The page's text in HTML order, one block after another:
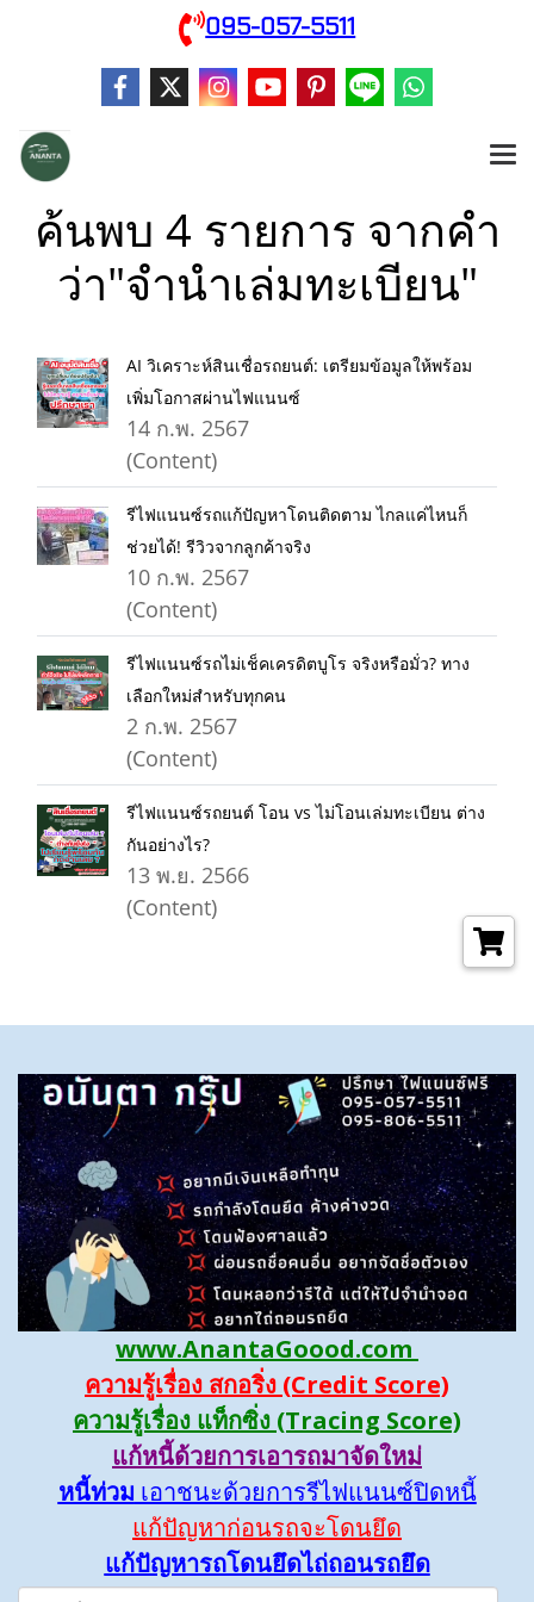
095-057-5511
ค้นพบ 4 รายการ จากคำ
ว่า"จำนำเล่มทะเบียน"
AI วิเคราะห์สินเชื่อรถยนต์: เตรียมข้อมูลให้พร้อม
เพิ่มโอกาสผ่านไฟแนนซ์
14 ก.พ. 2567
(Content)
รีไฟแนนซ์รถแก้ปัญหาโดนติดตาม ไกลแค่ไหนก็
ช่วยได้! รีวิวจากลูกค้าจริง
10 ก.พ. 2567
(Content)
รีไฟแนนซ์รถไม่เช็คเครดิตบูโร จริงหรือมั่ว? ทาง
เลือกใหม่สำหรับทุกคน
2 ก.พ. 2567
(Content)
รีไฟแนนซ์รถยนต์ โอน vs ไม่โอนเล่มทะเบียน ต่าง
กันอย่างไร?
13 พ.ย. 2566
(Content)
www.AnantaGoood.com
ความรู้เรื่อง สกอริ่ง (Credit Score)
ความรู้เรื่อง แท็กซิ่ง (Tracing Score)
แก้หนี้ด้วยการเอารถมาจัดใหม่
หนี้ท่วม เอาชนะด้วยการรีไฟแนนซ์ปิดหนี้
แก้ปัญหาก่อนรถจะโดนยึด
แก้ปัญหารถโดนยึดไถ่ถอนรถยึด